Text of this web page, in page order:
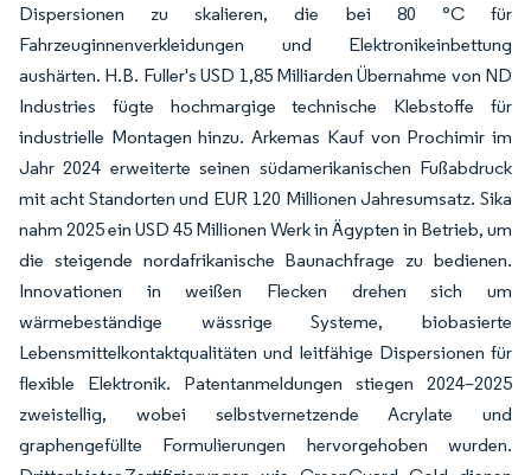
Dispersionen zu skalieren, die bei 80 °C für
Fahrzeuginnenverkleidungen und Elektronikeinbettung
aushärten. H.B. Fuller's USD 1,85 Milliarden Übernahme von ND
Industries fügte hochmargige technische Klebstoffe für
industrielle Montagen hinzu. Arkemas Kauf von Prochimir im
Jahr 2024 erweiterte seinen südamerikanischen Fußabdruck
mit acht Standorten und EUR 120 Millionen Jahresumsatz. Sika
nahm 2025 ein USD 45 Millionen Werk in Ägypten in Betrieb, um
die steigende nordafrikanische Baunachfrage zu bedienen.
Innovationen in weißen Flecken drehen sich um
wärmebeständige wässrige Systeme, biobasierte
Lebensmittelkontaktqualitäten und leitfähige Dispersionen für
flexible Elektronik. Patentanmeldungen stiegen 2024–2025
zweistellig, wobei selbstvernetzende Acrylate und
graphengefüllte Formulierungen hervorgehoben wurden.